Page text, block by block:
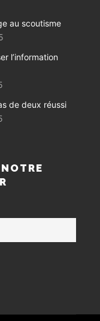
au scoutisme
l’information
de deux réussi